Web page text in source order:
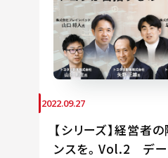
2022.09.27
【シリーズ】経営者
ンスを。Vol.2 デー